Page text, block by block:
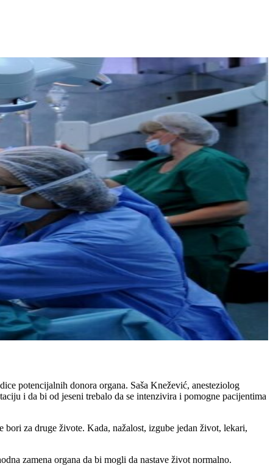
potencijalnih donora organa. Saša Knežević, anesteziolog
i da bi od jeseni trebalo da se intenzivira i pomogne pacijentima
bori za druge živote. Kada, nažalost, izgube jedan život, lekari,
zamena organa da bi mogli da nastave život normalno.